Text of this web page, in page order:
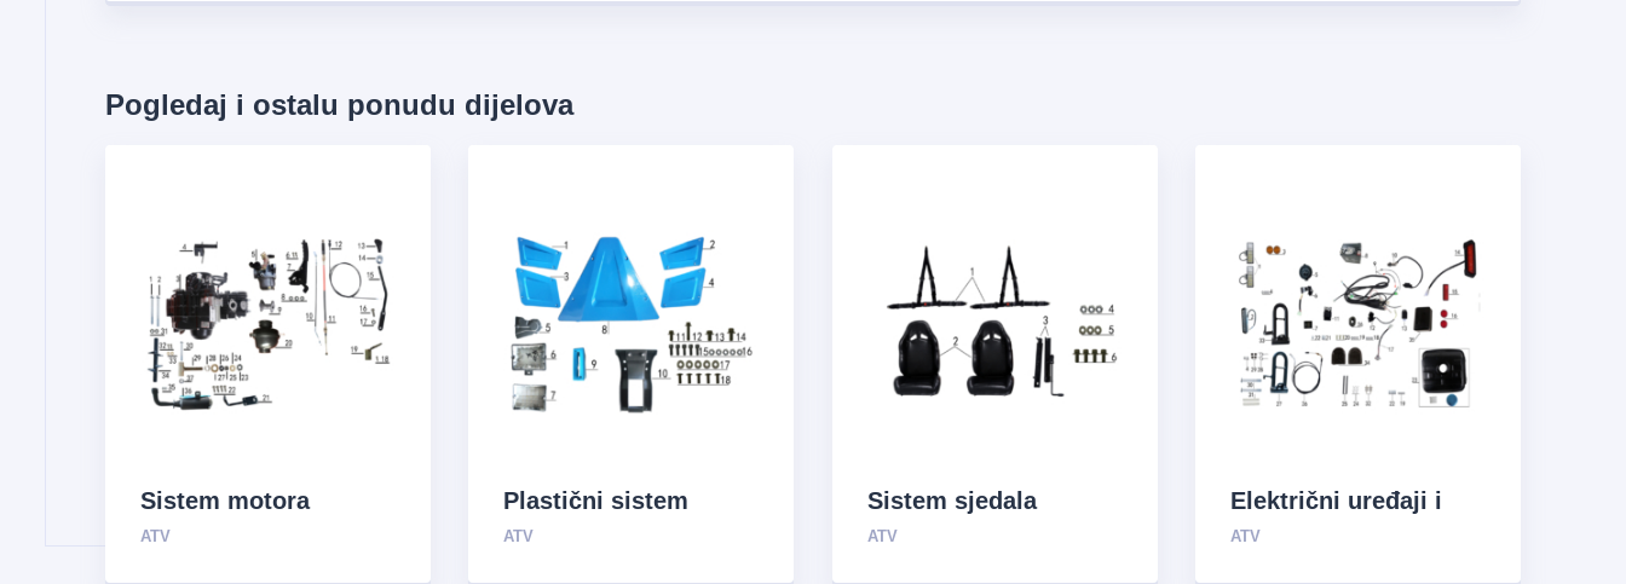
Pogledaj i ostalu ponudu dijelova
Sistem motora
ATV
Plastični sistem
ATV
Sistem sjedala
ATV
Električni uređaji i
sistem za opskrbu
ATV